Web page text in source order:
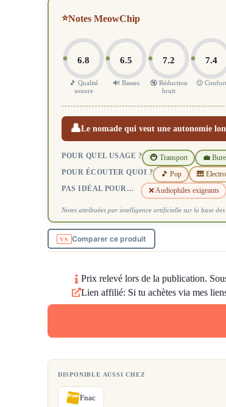
⭐Notes MeowChip
6.8
🎵 Qualité
sonore
6.5
🔊 Basses
7.2
🔇 Réduction
bruit
7.4
😌 Confort
👤Le nomade qui veut une autonomie
POUR QUEL USAGE ? 🚇 Transport 💼
POUR ÉCOUTER QUOI ? 🎵 Pop 🎹
PAS IDÉAL POUR… ❌ Audiophiles exigeants
Notes attribuées par intelligence artificielle sur la base
Comparer ce produit
Prix relevé lors de la publication.
Lien affilié: Si tu achètes via mes
DISPONIBLE AUSSI CHEZ
Fnac